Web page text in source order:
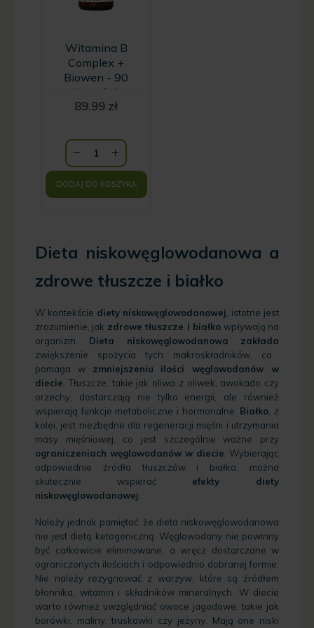
Witamina B
Complex +
Biowen - 90
kapsułek
89.99 zł
DODAJ DO KOSZYKA
Dieta niskowęglowodanowa a
zdrowe tłuszcze i białko
W kontekście diety niskowęglowodanowej , istotne jest
zrozumienie, jak zdrowe tłuszcze i białko wpływają na
organizm. Dieta niskowęglowodanowa zakłada
zwiększenie spożycia tych makroskładników, co
pomaga w zmniejszeniu ilości węglowodanów w
diecie . Tłuszcze, takie jak oliwa z oliwek, awokado czy
orzechy, dostarczają nie tylko energii, ale również
wspierają funkcje metaboliczne i hormonalne. Białko , z
kolei, jest niezbędne dla regeneracji mięśni i utrzymania
masy mięśniowej, co jest szczególnie ważne przy
ograniczeniach węglowodanów w diecie . Wybierając
odpowiednie źródła tłuszczów i białka, można
skutecznie wspierać efekty diety
niskowęglowodanowej
Należy jednak pamiętać, że dieta niskowęglowodanowa
nie jest dietą ketogeniczną. Węglowodany nie powinny
być całkowicie eliminowane, a wręcz dostarczane w
ograniczonych ilościach i odpowiednio dobranej formie.
Nie należy rezygnować z warzyw, które są źródłem
błonnika, witamin i składników mineralnych. W diecie
warto również uwzględniać owoce jagodowe, takie jak
borówki, maliny, truskawki czy jeżyny. Mają one niski